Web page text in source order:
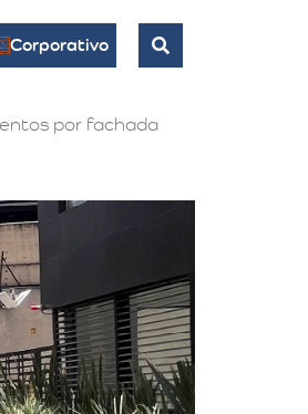
Corporativo
por fachada